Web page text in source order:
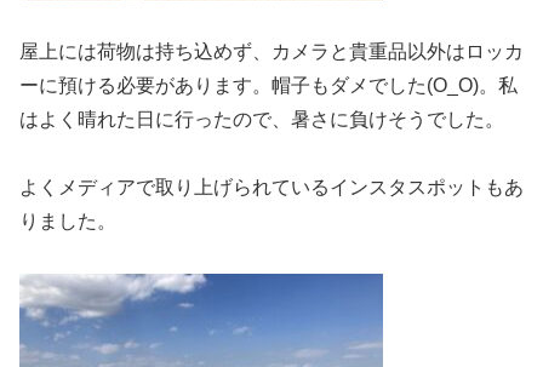
屋上には荷物は持ち込めず、カメラと貴重品以外はロッカ
ーに預ける必要があります。帽子もダメでした(O_O)。私
はよく晴れた日に行ったので、暑さに負けそうでした。
よくメディアで取り上げられているインスタスポットもあ
りました。